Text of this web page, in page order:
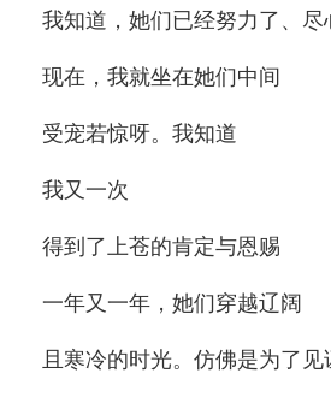
我知道，她们已经努力了、尽
现在，我就坐在她们中间
受宠若惊呀。我知道
我又一次
得到了上苍的肯定与恩赐
一年又一年，她们穿越辽阔
且寒冷的时光。仿佛是为了见